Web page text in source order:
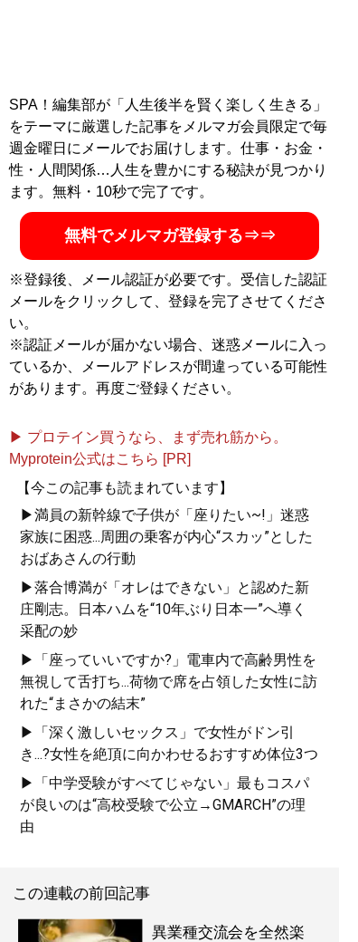
SPA！編集部が「人生後半を賢く楽しく生きる」
をテーマに厳選した記事をメルマガ会員限定で毎
週金曜日にメールでお届けします。仕事・お金・
性・人間関係…人生を豊かにする秘訣が見つかり
ます。無料・10秒で完了です。
無料でメルマガ登録する⇒⇒
※登録後、メール認証が必要です。受信した認証
メールをクリックして、登録を完了させてくださ
い。
※認証メールが届かない場合、迷惑メールに入っ
ているか、メールアドレスが間違っている可能性
があります。再度ご登録ください。
▶ プロテイン買うなら、まず売れ筋から。
Myprotein公式はこちら [PR]
【今この記事も読まれています】
▶満員の新幹線で子供が「座りたい~!」迷惑
家族に困惑...周囲の乗客が内心“スカッ”とした
おばあさんの行動
▶落合博満が「オレはできない」と認めた新
庄剛志。日本ハムを“10年ぶり日本一”へ導く
采配の妙
▶「座っていいですか?」電車内で高齢男性を
無視して舌打ち...荷物で席を占領した女性に訪
れた“まさかの結末”
▶「深く激しいセックス」で女性がドン引
き...?女性を絶頂に向かわせるおすすめ体位3つ
▶「中学受験がすべてじゃない」最もコスパ
が良いのは“高校受験で公立→GMARCH”の理
由
この連載の前回記事
異業種交流会を全然楽